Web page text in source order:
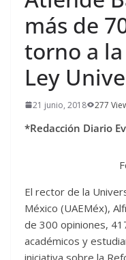
más de
torno a
Ley
21 junio, 2018 277
*Redacción Diario
El rector de la
México (UAEMéx),
de 300 opiniones,
académicos y